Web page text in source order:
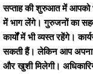
सप्ताह की शुरुआत में आपको
में भाग लेंगे। गुरुजनों का
कार्यों में भी व्यस्त रहेंगे।
सकती हैं। लेकिन आप अपना
और खुशी मिलेगी।